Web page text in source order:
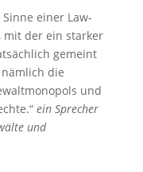
einer Law-
mit der ein starker
gemeint
die
und
ein Sprecher
und